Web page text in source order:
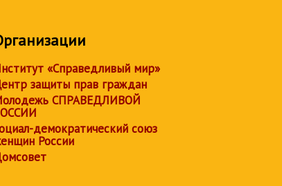
«Справедливый мир»
защиты прав граждан
СПРАВЕДЛИВОЙ
демократический союз
России